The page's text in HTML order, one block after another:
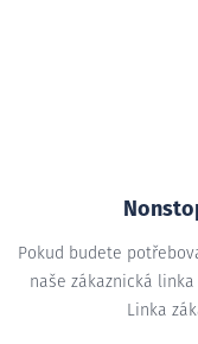
Pokud budete
naše zákaznická
Linka